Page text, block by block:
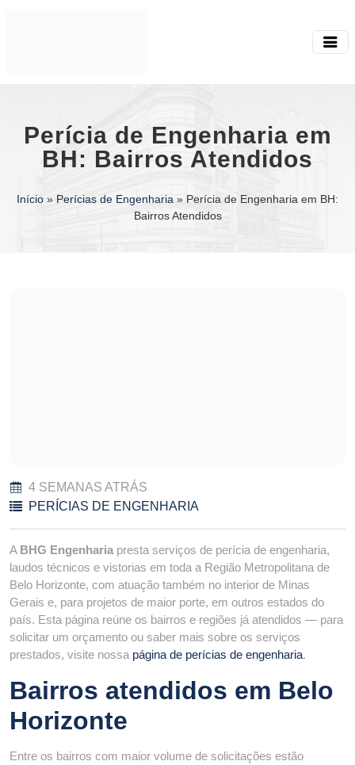
Perícia de Engenharia em
BH: Bairros Atendidos
Início » Perícias de Engenharia » Perícia de Engenharia em BH:
Bairros Atendidos
4 SEMANAS ATRÁS
PERÍCIAS DE ENGENHARIA
A BHG Engenharia presta serviços de perícia de engenharia,
laudos técnicos e vistorias em toda a Região Metropolitana de
Belo Horizonte, com atuação também no interior de Minas
Gerais e, para projetos de maior porte, em outros estados do
país. Esta página reúne os bairros e regiões já atendidos — para
solicitar um orçamento ou saber mais sobre os serviços
prestados, visite nossa página de perícias de engenharia.
Bairros atendidos em Belo
Horizonte
Entre os bairros com maior volume de solicitações estão